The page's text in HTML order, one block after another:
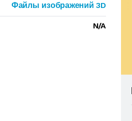
Файлы изображений 3D
N/A